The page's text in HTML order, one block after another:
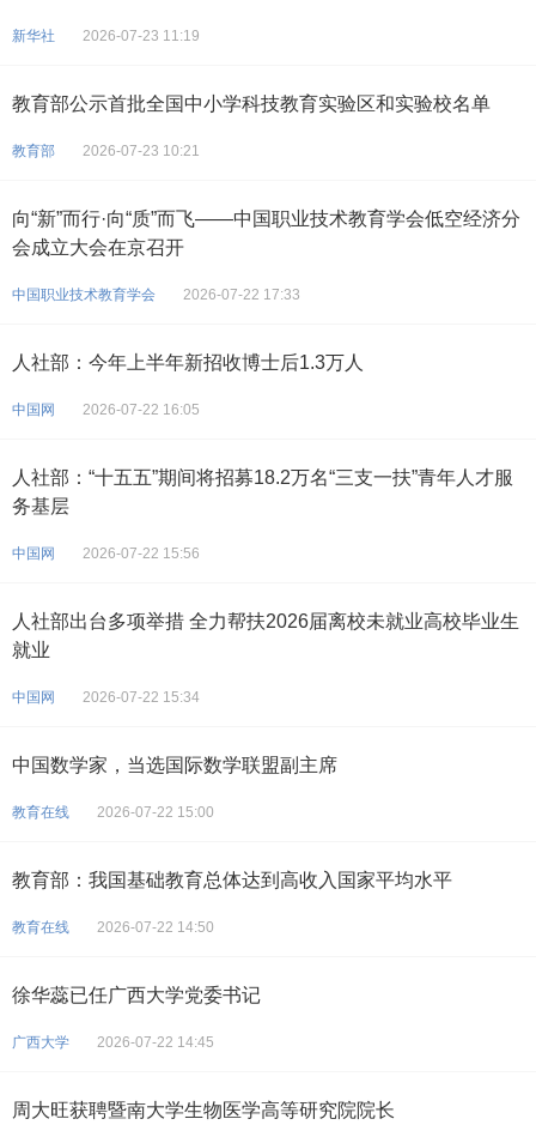
新华社 2026-07-23 11:19
教育部公示首批全国中小学科技教育实验区和实验校名单
教育部 2026-07-23 10:21
向“新”而行·向“质”而飞——中国职业技术教育学会低空经济分
会成立大会在京召开
中国职业技术教育学会 2026-07-22 17:33
人社部：今年上半年新招收博士后1.3万人
中国网 2026-07-22 16:05
人社部：“十五五”期间将招募18.2万名“三支一扶”青年人才服
务基层
中国网 2026-07-22 15:56
人社部出台多项举措 全力帮扶2026届离校未就业高校毕业生
就业
中国网 2026-07-22 15:34
中国数学家，当选国际数学联盟副主席
教育在线 2026-07-22 15:00
教育部：我国基础教育总体达到高收入国家平均水平
教育在线 2026-07-22 14:50
徐华蕊已任广西大学党委书记
广西大学 2026-07-22 14:45
周大旺获聘暨南大学生物医学高等研究院院长